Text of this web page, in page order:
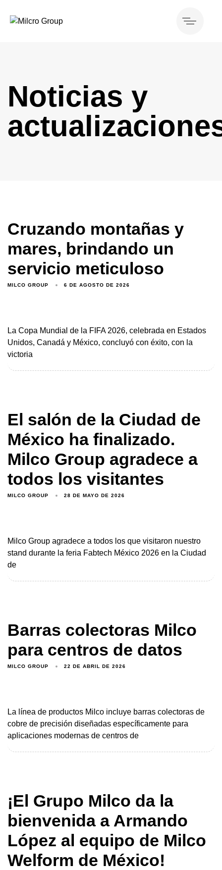
Noticias y
Cruzando montañas y
mares, brindando un
servicio meticuloso
MILCO GROUP 6 DE AGOSTO DE 2026
La Copa Mundial de la FIFA 2026, celebrada en Estados
Unidos, Canadá y México, concluyó con éxito, con la
victoria
El salón de la Ciudad de
México ha finalizado.
Milco Group agradece a
todos los visitantes
MILCO GROUP 28 DE MAYO DE 2026
Milco Group agradece a todos los que visitaron nuestro
stand durante la feria Fabtech México 2026 en la Ciudad
de
Barras colectoras Milco
para centros de datos
MILCO GROUP 22 DE ABRIL DE 2026
La línea de productos Milco incluye barras colectoras de
cobre de precisión diseñadas específicamente para
aplicaciones modernas de centros de
¡El Grupo Milco da la
bienvenida a Armando
López al equipo de Milco
Welform de México!